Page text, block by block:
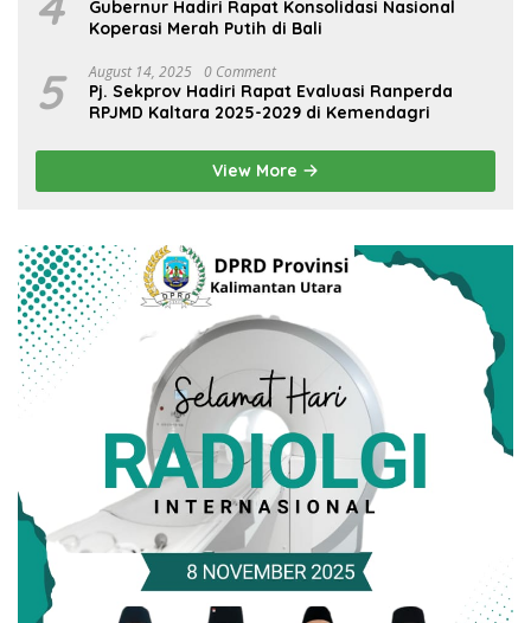
Gubernur Hadiri Rapat Konsolidasi Nasional
Koperasi Merah Putih di Bali
5 August 14, 2025 0 Comment
Pj. Sekprov Hadiri Rapat Evaluasi Ranperda
RPJMD Kaltara 2025-2029 di Kemendagri
View More